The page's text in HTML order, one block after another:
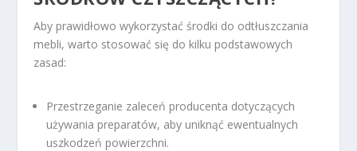
Aby prawidłowo wykorzystać środki do odtłuszczania
mebli, warto stosować się do kilku podstawowych
zasad:
Przestrzeganie zaleceń producenta dotyczących
używania preparatów, aby uniknąć ewentualnych
uszkodzeń powierzchni.